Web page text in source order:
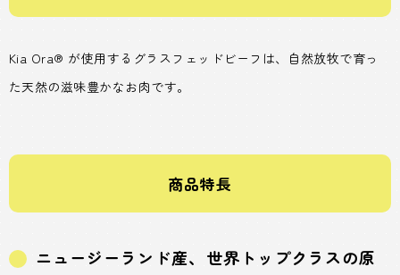
Kia Ora® が使用するグラスフェッドビーフは、自然放牧で育っ
た天然の滋味豊かなお肉です。
商品特長
ニュージーランド産、世界トップクラスの原